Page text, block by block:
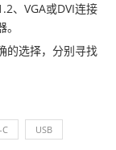
、VGA或DVI连接
的选择，分别寻找
C USB